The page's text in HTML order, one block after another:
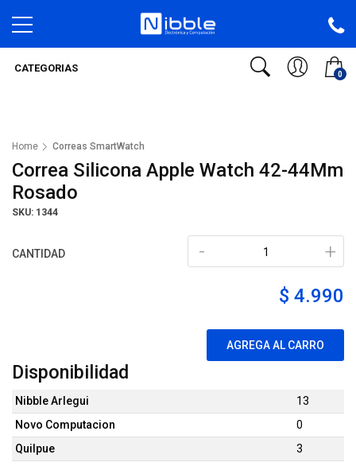
0
CATEGORIAS
Home Correas SmartWatch
Correa Silicona Apple Watch 42-44Mm
Rosado
SKU: 1344
CANTIDAD +
-
$ 4.990
AGREGA AL CARRO
Disponibilidad
Nibble Arlegui
13
Novo Computacion
0
Quilpue
3